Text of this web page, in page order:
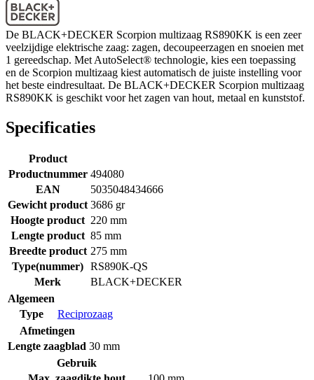
De BLACK+DECKER Scorpion multizaag RS890KK is een zeer
veelzijdige elektrische zaag: zagen, decoupeerzagen en snoeien met
1 gereedschap. Met AutoSelect® technologie, kies een toepassing
en de Scorpion multizaag kiest automatisch de juiste instelling voor
het beste eindresultaat. De BLACK+DECKER Scorpion multizaag
RS890KK is geschikt voor het zagen van hout, metaal en kunststof.
Specificaties
Product
Productnummer 494080
EAN
5035048434666
Gewicht product 3686 gr
Hoogte product 220 mm
Lengte product 85 mm
Breedte product 275 mm
Type(nummer) RS890K-QS
Merk
BLACK+DECKER
Algemeen
Type
Reciprozaag
Afmetingen
Lengte zaagblad 30 mm
Gebruik